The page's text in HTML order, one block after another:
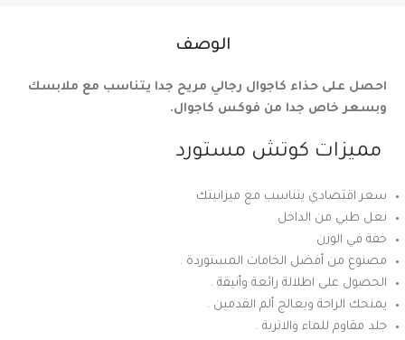
الوصف
احصل على حذاء كاجوال رجالي مريح جدا يتناسب مع ملابسك
وبسعر خاص جدا من فوكس كاجوال.
مميزات كوتش مستورد
سعر اقتصادي يتناسب مع ميزانيتك
نعل طبي من الداخل
خفة في الوزن
مصنوع من أفضل الخامات المستوردة .
الحصول على اطلالة رائعة وأنيقة .
يمنحك الراحة ويعالج ألم القدمين .
جلد مقاوم للماء والاتربة .